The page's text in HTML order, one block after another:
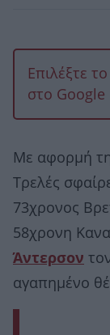
Επιλέξτε
στο Google
Mε αφορμή
Τρελές
73χρονος
58χρονη
Άντερσον
αγαπημένο